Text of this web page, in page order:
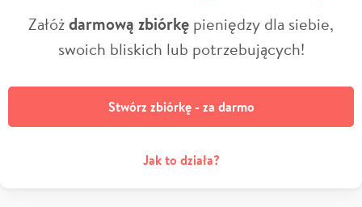
Załóżdarmową zbiórkę pieniędzy dla siebie,
swoich bliskich lub potrzebujących!
Stwórz zbiórkę - za darmo
Jak to działa?